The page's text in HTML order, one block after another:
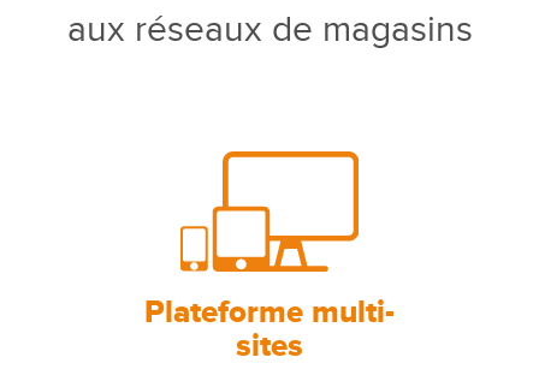
aux réseaux de magasins
Plateforme multi-
sites